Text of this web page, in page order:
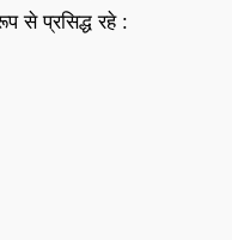
से प्रसिद्ध रहे :